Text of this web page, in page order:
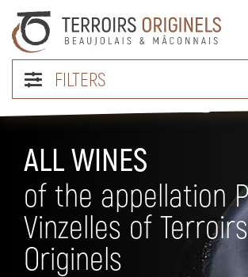
FILTERS
ALL WINES
of the appellation
Vinzelles of Terroirs
Originels